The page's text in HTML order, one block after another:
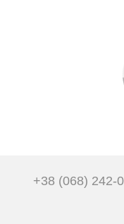
+38 (068) 242-